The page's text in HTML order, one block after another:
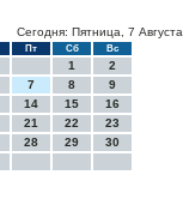
Сегодня: Пятница, 7 Августа
Пт Сб Вс
1
2
7 8
9
14 15
16
21 22
23
28 29
30